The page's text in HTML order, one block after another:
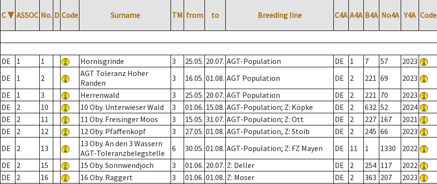
C ▼ ASSOC No. D Code Surname TM from to Breeding line C4A A4A B4A No4A Y4A Code
DE
1 1 Hornisgrinde 3 25.05. 20.07. AGT-Population DE 1 7 57 2023
DE
1 2
AGT Toleranz Hoher
Randen
3 16.05. 01.08. AGT Population DE 2 221 69 2023
DE
1 3 Herrenwald 3 25.05. 20.07. AGT Population DE 2 221 70 2023
DE
2 10 10 Oby. Unterwieser Wald 3 01.06. 15.08. AGT-Population; Z: Köpke DE 2 632 52 2024
DE
2 11 11 Oby. Freisinger Moos 3 15.05. 31.07. AGT-Population; Z: Ott DE 2 227 167 2021
DE
2 12 12 Oby. Pfaffenkopf 3 27.05. 01.08. AGT-Population, Z: Stoib DE 2 245 66 2023
DE
2 13
13 Oby. An den 3 Wassern
AGT-Toleranzbelegstelle
6 30.05. 01.08. AGT-Population; Z: FZ Mayen DE 11 1 1330 2022
DE
2 15 15 Oby. Sonnwendjoch 3 01.06. 20.07. Z: Deller DE 2 254 117 2022
DE
2 16 16 Oby. Raggert 3 01.06. 01.08. Z: Moser DE 2 363 207 2023